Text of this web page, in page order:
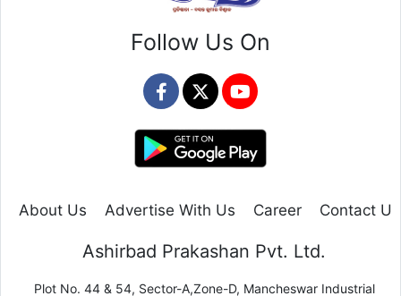
Follow Us On
About Us Advertise With Us Career Contact Us
Ashirbad Prakashan Pvt. Ltd.
Plot No. 44 & 54, Sector-A,Zone-D, Mancheswar Industrial